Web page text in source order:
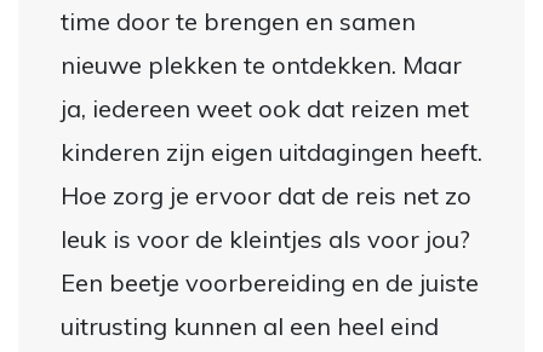
time door te brengen en samen
nieuwe plekken te ontdekken. Maar
ja, iedereen weet ook dat reizen met
kinderen zijn eigen uitdagingen heeft.
Hoe zorg je ervoor dat de reis net zo
leuk is voor de kleintjes als voor jou?
Een beetje voorbereiding en de juiste
uitrusting kunnen al een heel eind